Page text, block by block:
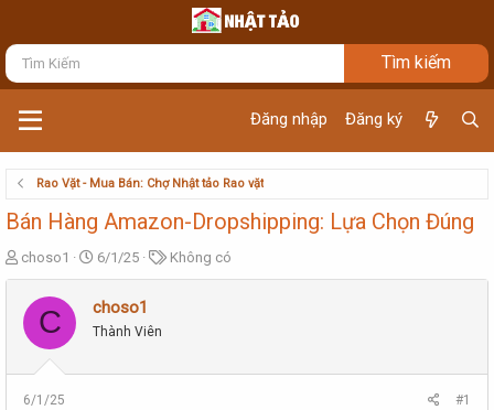
Đăng nhập Đăng ký
Rao Vặt - Mua Bán: Chợ Nhật tảo Rao vặt
Bán Hàng Amazon-Dropshipping: Lựa Chọn Đúng
T
h
e
a
s
choso1
N
g
y
g
i
6/1/25
T
ừ
Không có
C choso1
Thành Viên
6/1/25 #1